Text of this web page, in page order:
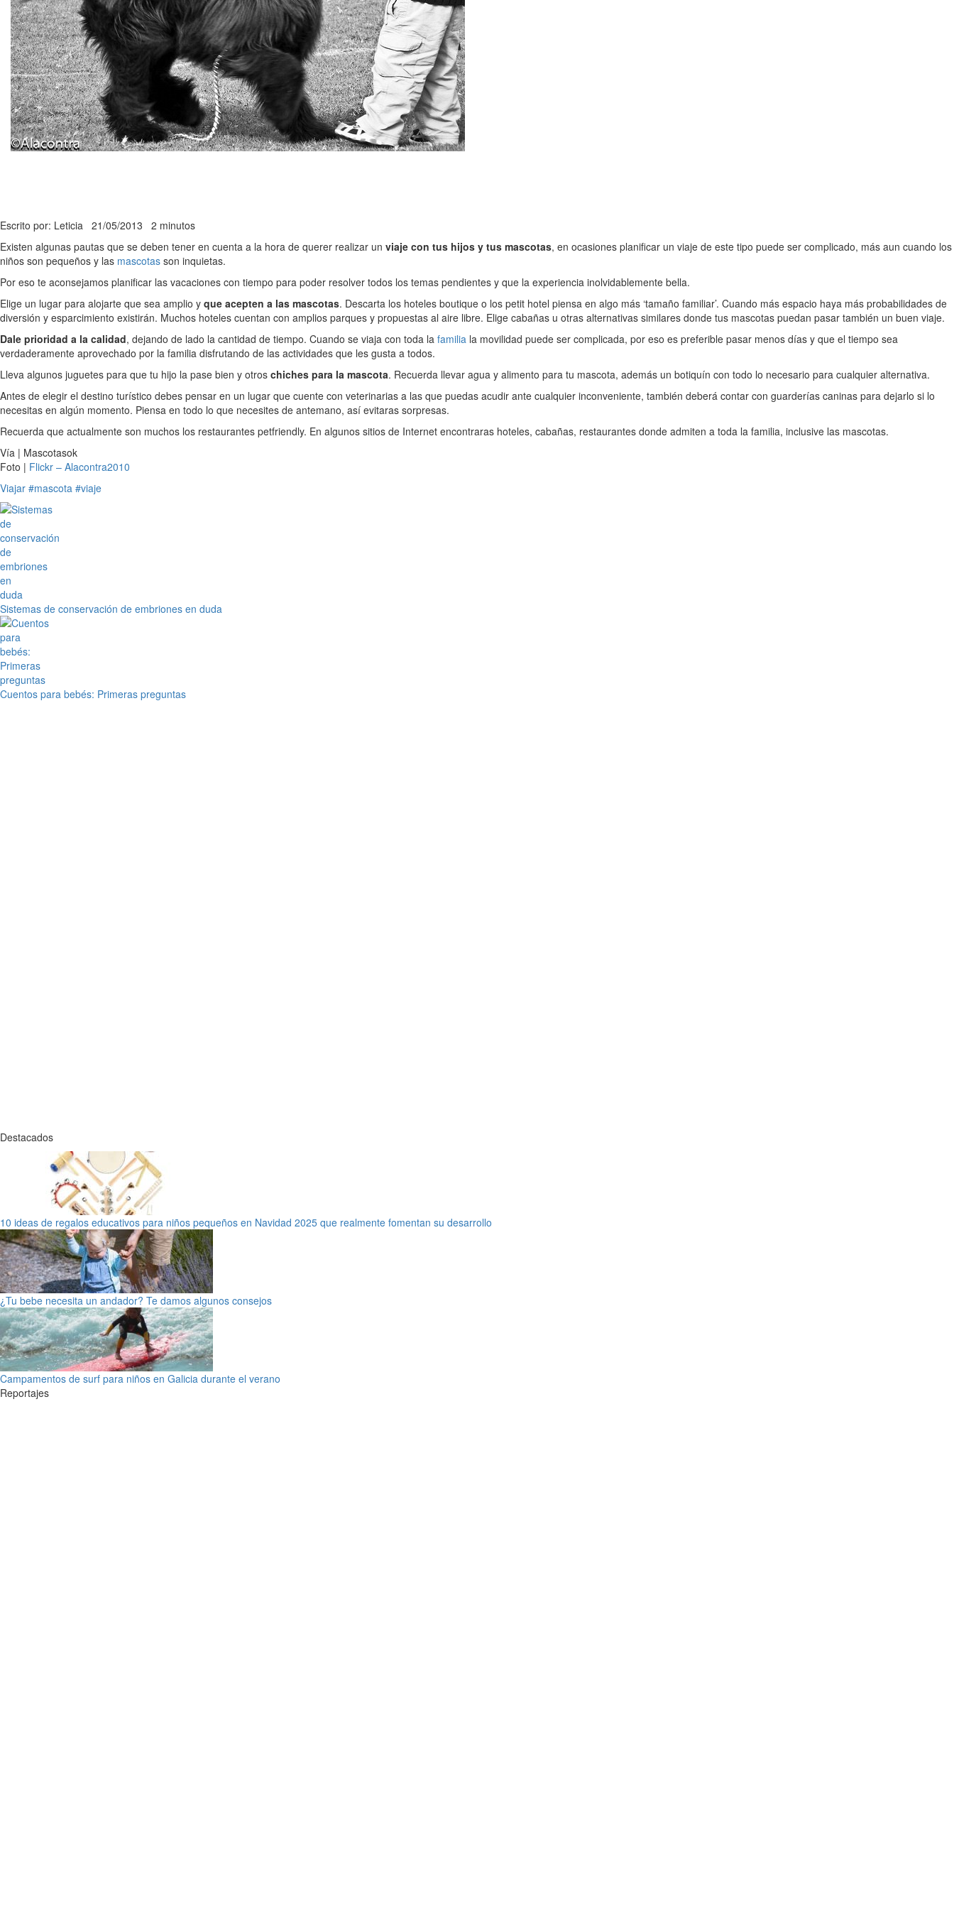
Escrito por: Leticia 21/05/2013 2 minutos
Existen algunas pautas que se deben tener en cuenta a la hora de querer realizar un viaje con tus hijos y tus mascotas, en ocasiones planificar un viaje de este tipo puede ser complicado, más aun cuando los
niños son pequeños y las mascotas son inquietas.
Por eso te aconsejamos planificar las vacaciones con tiempo para poder resolver todos los temas pendientes y que la experiencia inolvidablemente bella.
Elige un lugar para alojarte que sea amplio y que acepten a las mascotas. Descarta los hoteles boutique o los petit hotel piensa en algo más ‘tamaño familiar’. Cuando más espacio haya más probabilidades de
diversión y esparcimiento existirán. Muchos hoteles cuentan con amplios parques y propuestas al aire libre. Elige cabañas u otras alternativas similares donde tus mascotas puedan pasar también un buen viaje.
Dale prioridad a la calidad, dejando de lado la cantidad de tiempo. Cuando se viaja con toda la familia la movilidad puede ser complicada, por eso es preferible pasar menos días y que el tiempo sea
verdaderamente aprovechado por la familia disfrutando de las actividades que les gusta a todos.
Lleva algunos juguetes para que tu hijo la pase bien y otros chiches para la mascota. Recuerda llevar agua y alimento para tu mascota, además un botiquín con todo lo necesario para cualquier alternativa.
Antes de elegir el destino turístico debes pensar en un lugar que cuente con veterinarias a las que puedas acudir ante cualquier inconveniente, también deberá contar con guarderías caninas para dejarlo si lo
necesitas en algún momento. Piensa en todo lo que necesites de antemano, así evitaras sorpresas.
Recuerda que actualmente son muchos los restaurantes petfriendly. En algunos sitios de Internet encontraras hoteles, cabañas, restaurantes donde admiten a toda la familia, inclusive las mascotas.
Vía | Mascotasok
Foto | Flickr – Alacontra2010
Viajar #mascota #viaje
Sistemas de conservación de embriones en duda
Cuentos para bebés: Primeras preguntas
Destacados
10 ideas de regalos educativos para niños pequeños en Navidad 2025 que realmente fomentan su desarrollo
¿Tu bebe necesita un andador? Te damos algunos consejos
Campamentos de surf para niños en Galicia durante el verano
Reportajes